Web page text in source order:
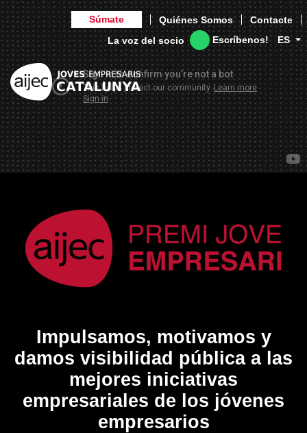
Súmate Quiénes Somos
Contacte
La voz del socio
Escríbenos! ES
Impulsamos, motivamos y
damos visibilidad pública a las
mejores iniciativas
empresariales de los jóvenes
empresarios